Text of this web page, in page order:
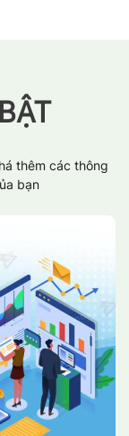
thêm các thông
bạn